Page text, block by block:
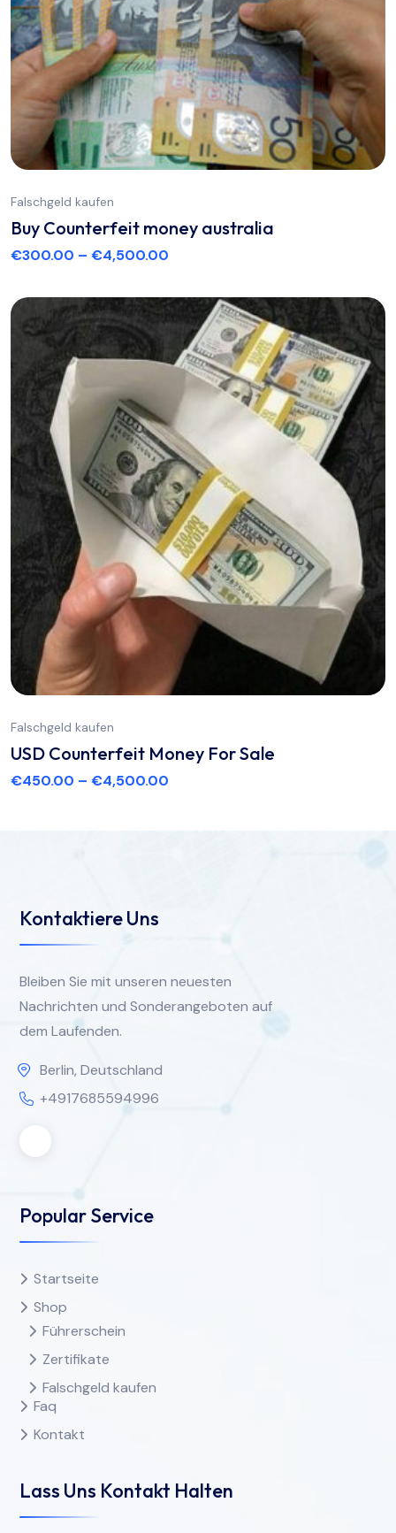
Falschgeld kaufen
Buy Counterfeit money australia
€300.00 – €4,500.00
Falschgeld kaufen
USD Counterfeit Money For Sale
€450.00 – €4,500.00
Kontaktiere Uns
Bleiben Sie mit unseren neuesten
Nachrichten und Sonderangeboten auf
dem Laufenden.
Berlin, Deutschland
+4917685594996
Popular Service
Startseite
Shop
Führerschein
Zertifikate
Falschgeld kaufen
Faq
Kontakt
Lass Uns Kontakt Halten